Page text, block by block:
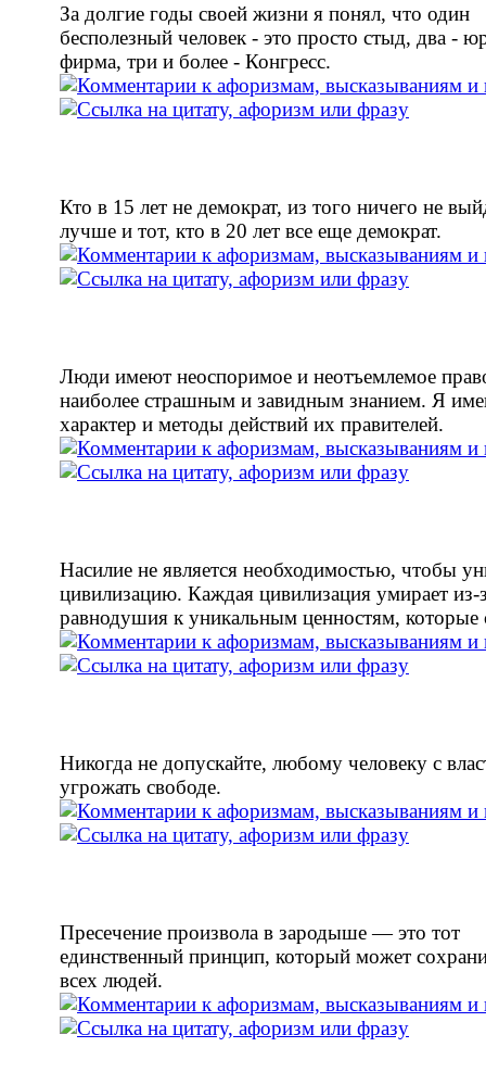
За долгие годы своей жизни я понял, что один
бесполезный человек - это просто стыд, два -
фирма, три и более - Конгресс.
Кто в 15 лет не демократ, из того ничего не
лучше и тот, кто в 20 лет все еще демократ.
Люди имеют неоспоримое и неотъемлемое
наиболее страшным и завидным знанием. Я
характер и методы действий их правителей.
Насилие не является необходимостью, чтобы
цивилизацию. Каждая цивилизация умирает из-
равнодушия к уникальным ценностям, которые
Никогда не допускайте, любому человеку с
угрожать свободе.
Пресечение произвола в зародыше — это тот
единственный принцип, который может
всех людей.